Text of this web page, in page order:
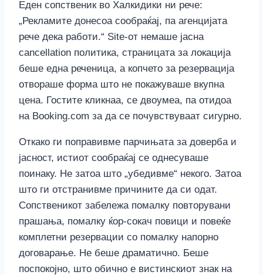
Еден сопственик во Халкидики ни рече:
„Рекламите донесоа сообраќај, па агенцијата
рече дека работи.“ Site-от немаше јасна
cancellation политика, страницата за локација
беше една реченица, а копчето за резервација
отвораше форма што не покажуваше вкупна
цена. Гостите кликнаа, се двоумеа, па отидоа
на Booking.com за да се почувствуваат сигурно.
Откако ги поправивме парчињата за доверба и
јасност, истиот сообраќај се однесуваше
поинаку. Не затоа што „убедивме“ некого. Затоа
што ги отстранивме причините да си одат.
Сопственикот забележа помалку повторувани
прашања, помалку ќор-сокач повици и повеќе
комплетни резервации со помалку напорно
договарање. Не беше драматично. Беше
поспокојно, што обично е вистинскиот знак на